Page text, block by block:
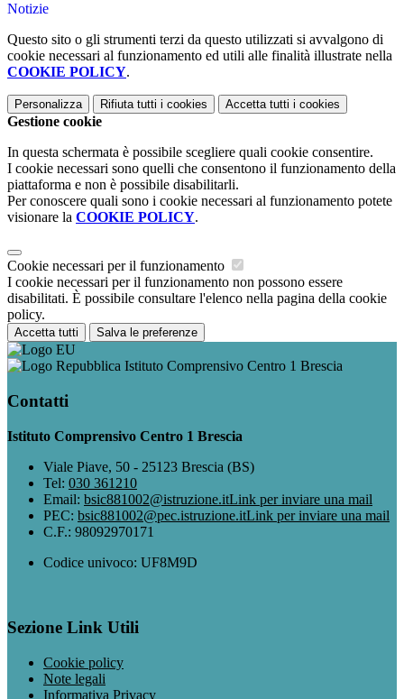
Notizie
Questo sito o gli strumenti terzi da questo utilizzati si avvalgono di
cookie necessari al funzionamento ed utili alle finalità illustrate nella
COOKIE POLICY.
Personalizza Rifiuta tutti i cookies Accetta tutti i cookies
Gestione cookie
In questa schermata è possibile scegliere quali cookie consentire.
I cookie necessari sono quelli che consentono il funzionamento della
piattaforma e non è possibile disabilitarli.
Per conoscere quali sono i cookie necessari al funzionamento potete
visionare la COOKIE POLICY.
Cookie necessari per il funzionamento
I cookie necessari per il funzionamento non possono essere
disabilitati. È possibile consultare l'elenco nella pagina della cookie
policy.
Accetta tutti Salva le preferenze
Istituto Comprensivo Centro 1 Brescia
Contatti
Istituto Comprensivo Centro 1 Brescia
Viale Piave, 50 - 25123 Brescia (BS)
Tel: 030 361210
Email: bsic881002@istruzione.itLink per inviare una mail
PEC: bsic881002@pec.istruzione.itLink per inviare una mail
C.F.: 98092970171
Codice univoco: UF8M9D
Sezione Link Utili
Cookie policy
Note legali
Informativa Privacy